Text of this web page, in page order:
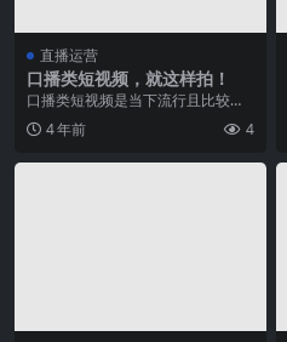
直播运营
口播类短视频，就这样拍！
口播类短视频是当下流行且比较容
易拍摄的一种短视频题材。 如果你
想做个人自媒体，又...
4 年前 4